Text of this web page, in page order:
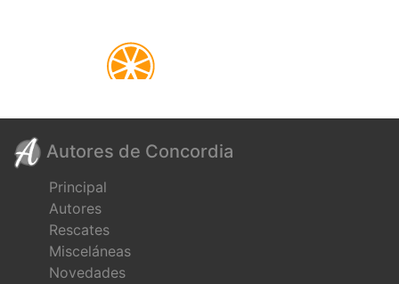
Autores de Concordia
Principal
Autores
Rescates
Misceláneas
Novedades